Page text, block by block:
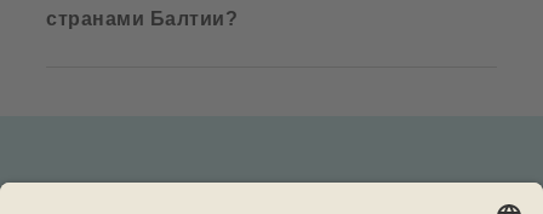
странами Балтии?